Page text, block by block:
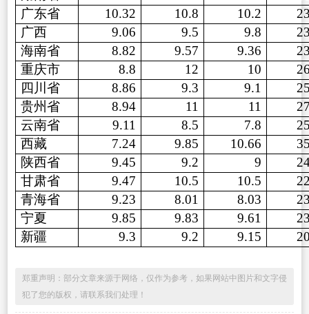
广东省
10.32 10.8 10.2
广西
9.06 9.5 9.8
海南省
8.82 9.57 9.36
重庆市
8.8 12 10
四川省
8.86 9.3 9.1
贵州省
8.94 11 11
云南省
9.11 8.5 7.8
西藏
7.24 9.85 10.66
陕西省
9.45 9.2 9
甘肃省
9.47 10.5 10.5
青海省
9.23 8.01 8.03
宁夏
9.85 9.83 9.61
新疆
9.3 9.2 9.15
郑重声明：部分文章来源于网络，仅作为参考，如果网站中图片和文字侵
犯了您的版权，请联系我们处理！